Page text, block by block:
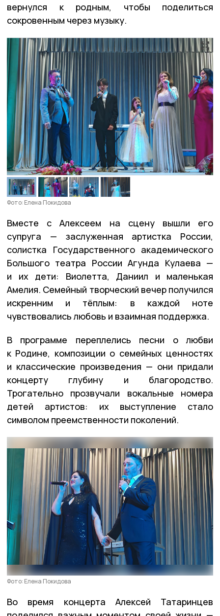
вернулся к родным, чтобы поделиться
сокровенным через музыку.
Фото: Елена Покидова
Вместе с Алексеем на сцену вышли его
супруга — заслуженная артистка России,
солистка Государственного академического
Большого театра России Агунда Кулаева —
и их дети: Виолетта, Даниил и маленькая
Амелия. Семейный творческий вечер получился
искренним и тёплым: в каждой ноте
чувствовались любовь и взаимная поддержка.
В программе переплелись песни о любви
к Родине, композиции о семейных ценностях
и классические произведения — они придали
концерту глубину и благородство.
Трогательно прозвучали вокальные номера
детей артистов: их выступление стало
символом преемственности поколений.
Фото: Елена Покидова
Во время концерта Алексей Татаринцев